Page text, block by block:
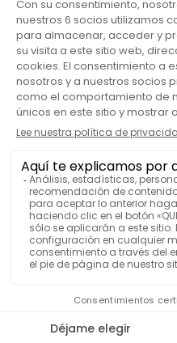
Libro J'aime
detalle
MARCA
PRODUCTOS
DIMENSIONES (SOPORTE
CERRADO)